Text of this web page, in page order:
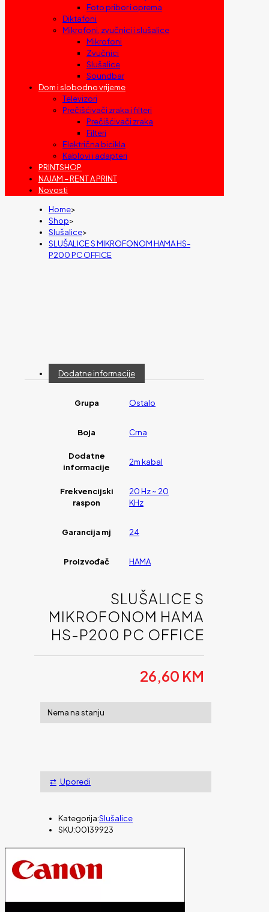
Foto pribor i oprema
Diktafoni
Mikrofoni, zvučnici i slušalice
Mikrofoni
Zvučnici
Slušalice
Soundbar
Dom i slobodno vrijeme
Televizori
Prečišćivači zraka i filteri
Prečišćivači zraka
Filteri
Električna bicikla
Kablovi i adapteri
PRINTSHOP
NAJAM – RENT A PRINT
Novosti
Home>
Shop>
Slušalice>
SLUŠALICE S MIKROFONOM HAMA HS-
P200 PC OFFICE
Dodatne informacije
Grupa Ostalo
Boja Crna
Dodatne
informacije
2m kabal
Frekvencijski
raspon
20 Hz ~ 20
KHz
Garancija mj 24
Proizvođač HAMA
SLUŠALICE S
MIKROFONOM HAMA
HS-P200 PC OFFICE
26,60 KM
Nema na stanju
Uporedi
Kategorija:Slušalice
SKU:00139923